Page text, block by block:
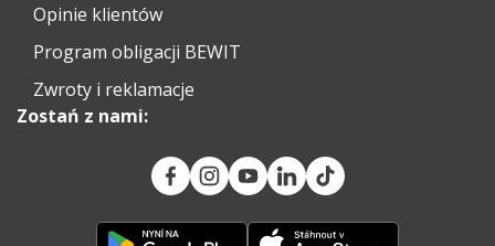
Opinie klientów
Program obligacji BEWIT
Zwroty i reklamacje
Zostań z nami: